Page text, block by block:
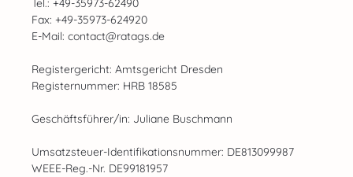
Tel.: +49-35973-62490
Fax: +49-35973-624920
E-Mail: contact@ratags.de
Registergericht: Amtsgericht Dresden
Registernummer: HRB 18585
Geschäftsführer/in: Juliane Buschmann
Umsatzsteuer-Identifikationsnummer: DE813099987
WEEE-Reg.-Nr. DE99181957